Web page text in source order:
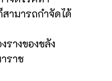
ามารถกำจัดได้
รางของขลัง
ราช